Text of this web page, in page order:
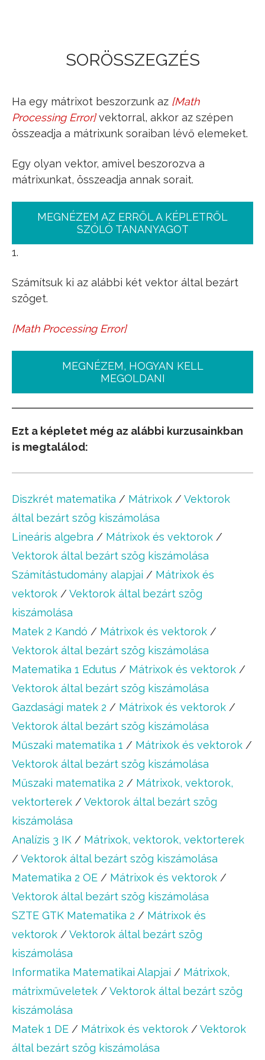
SORÖSSZEGZÉS
Ha egy mátrixot beszorzunk az [Math
Processing Error]
I_=
(1 1⋮ 1)
vektorral, akkor az szépen
összeadja a mátrixunk soraiban lévő elemeket.
Egy olyan vektor, amivel beszorozva a
mátrixunkat, összeadja annak sorait.
MEGNÉZEM AZ ERRŐL A KÉPLETRŐL
SZÓLÓ TANANYAGOT
1.
Számítsuk ki az alábbi két vektor által bezárt
szöget.
[Math Processing Error]
a_=
MEGNÉZEM, HOGYAN KELL
MEGOLDANI
Ezt a képletet még az alábbi kurzusainkban
is megtalálod:
Diszkrét matematika / Mátrixok / Vektorok
által bezárt szög kiszámolása
Lineáris algebra / Mátrixok és vektorok /
Vektorok által bezárt szög kiszámolása
Számítástudomány alapjai / Mátrixok és
vektorok / Vektorok által bezárt szög
kiszámolása
Matek 2 Kandó / Mátrixok és vektorok /
Vektorok által bezárt szög kiszámolása
Matematika 1 Edutus / Mátrixok és vektorok /
Vektorok által bezárt szög kiszámolása
Gazdasági matek 2 / Mátrixok és vektorok /
Vektorok által bezárt szög kiszámolása
Műszaki matematika 1 / Mátrixok és vektorok /
Vektorok által bezárt szög kiszámolása
Műszaki matematika 2 / Mátrixok, vektorok,
vektorterek / Vektorok által bezárt szög
kiszámolása
Analízis 3 IK / Mátrixok, vektorok, vektorterek
/ Vektorok által bezárt szög kiszámolása
Matematika 2 OE / Mátrixok és vektorok /
Vektorok által bezárt szög kiszámolása
SZTE GTK Matematika 2 / Mátrixok és
vektorok / Vektorok által bezárt szög
kiszámolása
Informatika Matematikai Alapjai / Mátrixok,
mátrixműveletek / Vektorok által bezárt szög
kiszámolása
Matek 1 DE / Mátrixok és vektorok / Vektorok
által bezárt szög kiszámolása